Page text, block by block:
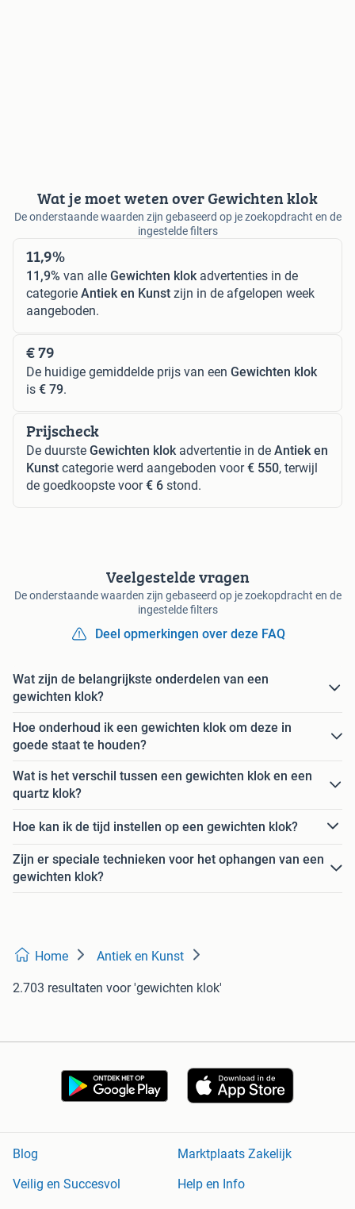
Wat je moet weten over Gewichten klok
De onderstaande waarden zijn gebaseerd op je zoekopdracht en de
ingestelde filters
11,9%
11,9% van alle Gewichten klokadvertenties in de
categorie Antiek en Kunst zijn in de afgelopen week
aangeboden.
€ 79
De huidige gemiddelde prijs van een Gewichten klok
is € 79.
Prijscheck
De duurste Gewichten klokadvertentie in de Antiek en
Kunst categorie werd aangeboden voor€ 550, terwijl
de goedkoopste voor€ 6 stond.
Veelgestelde vragen
De onderstaande waarden zijn gebaseerd op je zoekopdracht en de
ingestelde filters
Deel opmerkingen over deze FAQ
Wat zijn de belangrijkste onderdelen van een
gewichten klok?
Hoe onderhoud ik een gewichten klok om deze in
goede staat te houden?
Wat is het verschil tussen een gewichten klok en een
quartz klok?
Hoe kan ik de tijd instellen op een gewichten klok?
Zijn er speciale technieken voor het ophangen van een
gewichten klok?
Home Antiek en Kunst
2.703 resultaten voor 'gewichten klok'
Blog
Marktplaats Zakelijk
Veilig en Succesvol
Help en Info